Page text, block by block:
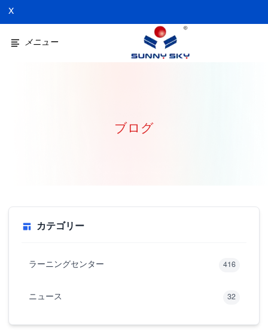
X
メニュー
ブログ
カテゴリー
ラーニングセンター 416
ニュース 32